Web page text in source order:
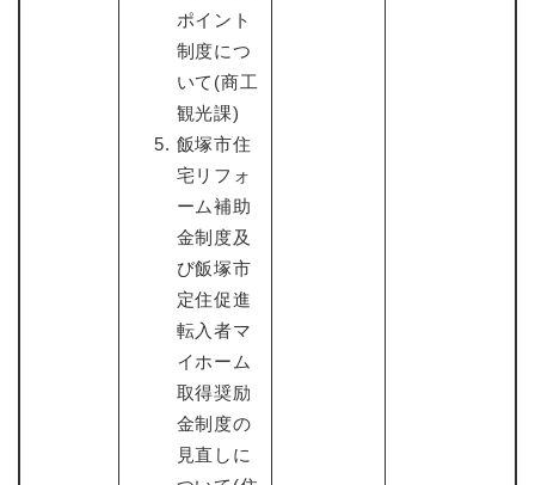
ポイント
制度につ
いて(商工
観光課)
飯塚市住
宅リフォ
ーム補助
金制度及
び飯塚市
定住促進
転入者マ
イホーム
取得奨励
金制度の
見直しに